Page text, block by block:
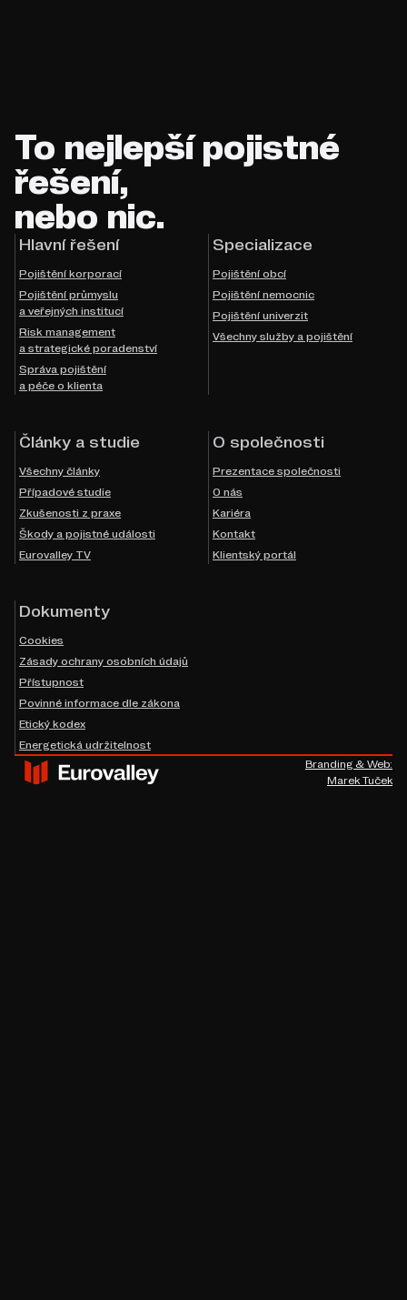
To nejlepší pojistné
řešení,
nebo nic.
Hlavní řešení
Pojištění korporací
Pojištění průmyslu
a veřejných institucí
Risk management
a strategické poradenství
Správa pojištění
a péče o klienta
Specializace
Pojištění obcí
Pojištění nemocnic
Pojištění univerzit
Všechny služby a pojištění
Články a studie
Všechny články
Případové studie
Zkušenosti z praxe
Škody a pojistné události
Eurovalley TV
O společnosti
Prezentace společnosti
O nás
Kariéra
Kontakt
Klientský portál
Dokumenty
Cookies
Zásady ochrany osobních údajů
Přístupnost
Povinné informace dle zákona
Etický kodex
Energetická udržitelnost
Branding & Web:
Marek Tuček